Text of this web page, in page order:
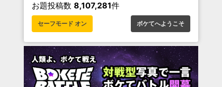
お題投稿数 8,107,281件
セーフモード オン ボケてへようこそ